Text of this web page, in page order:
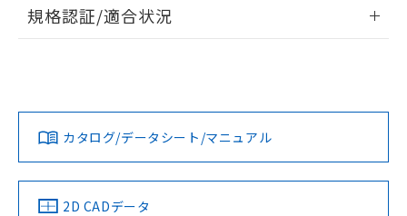
ログイン/会員登録
ダウンロードデータをご利用いただく前に、以下を必ずお読
みください。
ソフトウェアの使用条件
EU RoHS 注意事項・凡例
対応済み
中国 RoHS 注意事項・凡例
規格認証/適合状況
LR型式承認
（イギリス
船舶規格）
DNV型式承認
（ノルウェー
BV型式承認
（フランス
KR型式
（韓国
カタログ/データシート/マニュアル
2D CADデータ